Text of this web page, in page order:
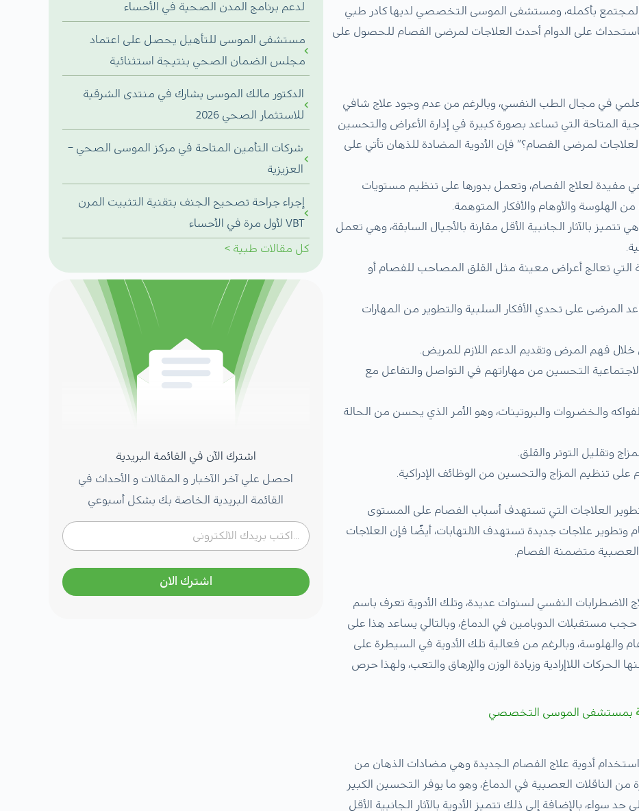
المجتمع بأكمله، ومستشفى الموسى التخصصي لديها كادر طبي
على الدوام أحدث العلاجات لمرضى الفصام للحصول على
في مجال الطب النفسي، وبالرغم من عدم وجود علاج شافي
المتاحة التي تساعد بصورة كبيرة في إدارة الأعراض والتحسين
لمرضى الفصام؟” فإن الأدوية المضادة للذهان تأتي على
مفيدة لعلاج الفصام، وتعمل بدورها على تنظيم مستويات
الهلوسة والأوهام والأفكار المتوهمة.
تتميز بالآثار الجانبية الأقل مقارنة بالأجيال السابقة، وهي تعمل
التي تعالج أعراض معينة مثل القلق المصاحب للفصام أو
المرضى على تحدي الأفكار السلبية والتطوير من المهارات
فهم المرض وتقديم الدعم اللازم للمريض.
التحسين من مهاراتهم في التواصل والتفاعل مع
والخضروات والبروتينات، وهو الأمر الذي يحسن من الحالة
وتقليل التوتر والقلق.
تنظيم المزاج والتحسين من الوظائف الإدراكية.
العلاجات التي تستهدف أسباب الفصام على المستوى
وتطوير علاجات جديدة تستهدف الالتهابات، أيضًا فإن العلاجات
العصبية متضمنة الفصام.
الاضطرابات النفسي لسنوات عديدة، وتلك الأدوية تعرف باسم
مستقبلات الدوبامين في الدماغ، وبالتالي يساعد هذا على
والهلوسة، وبالرغم من فعالية تلك الأدوية في السيطرة على
الحركات اللاإرادية وزيادة الوزن والإرهاق والتعب، ولهذا حرص
بمستشفى الموسى التخصصي
أدوية علاج الفصام الجديدة وهي مضادات الذهان من
من الناقلات العصبية في الدماغ، وهو ما يوفر التحسين الكبير
سواء، بالإضافة إلى ذلك تتميز الأدوية بالآثار الجانبية الأقل
لدعم برنامج المدن الصحية في الأحساء
مستشفى الموسى للتأهيل يحصل على اعتماد
مجلس الضمان الصحي بنتيجة استثنائية
الدكتور مالك الموسى يشارك في منتدى الشرقية
للاستثمار الصحي 2026
شركات التأمين المتاحة في مركز الموسى الصحي –
العزيزية
إجراء جراحة تصحيح الجنف بتقنية التثبيت المرن
VBT لأول مرة في الأحساء
كل مقالات طبية >
اشترك الآن في القائمة البريدية
احصل علي آخر الآخبار و المقالات و الأحداث في
القائمة البريدية الخاصة بك بشكل أسبوعي
اشترك الان